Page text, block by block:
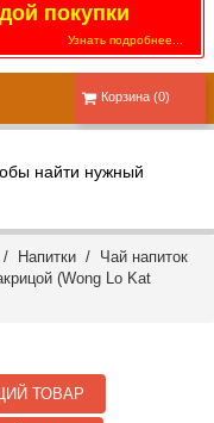
покупки
Узнать подробнее...
Корзина (0)
найти нужный
/ Напитки / Чай напиток
(Wong Lo Kat
ТОВАР